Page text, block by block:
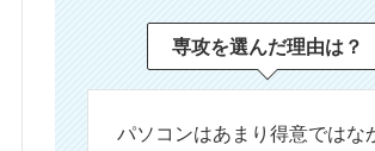
専攻を選んだ理由は？
パソコンはあまり得意ではな